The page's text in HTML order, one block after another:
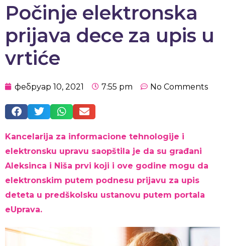
Počinje elektronska
prijava dece za upis u
vrtiće
фебруар 10, 2021 7:55 pm No Comments
Kancelarija za informacione tehnologije i
elektronsku upravu saopštila je da su građani
Aleksinca i Niša prvi koji i ove godine mogu da
elektronskim putem podnesu prijavu za upis
deteta u predškolsku ustanovu putem portala
eUprava.